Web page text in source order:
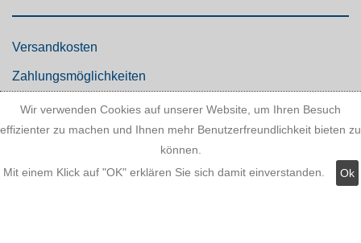
Versandkosten
Zahlungsmöglichkeiten
AGB
Widerrufsbelehrung
Wir verwenden Cookies auf unserer Website, um Ihren Besuch
effizienter zu machen und Ihnen mehr Benutzerfreundlichkeit bieten zu
können.
Mit einem Klick auf "OK" erklären Sie sich damit einverstanden.
Ok